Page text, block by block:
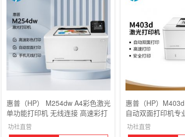
惠普（HP） M254dw A4彩色激光
单功能打印机 无线连接 高速彩打
功社直营
惠普（HP）
自动双面打印机专
安全打印小型商用
功社直营